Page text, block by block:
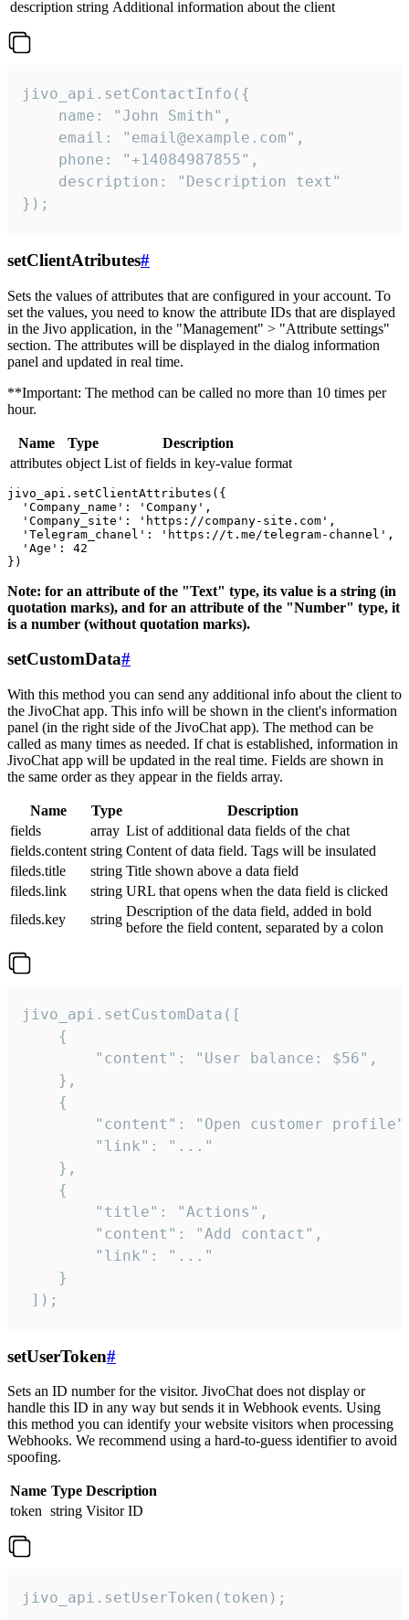
description string Additional information about the client
jivo_api.setContactInfo({
    name: "John Smith",
    email: "email@example.com",
    phone: "+14084987855",
    description: "Description text"
});
setClientAtributes#
Sets the values ​​of attributes that are configured in your account. To
set the values, you need to know the attribute IDs that are displayed
in the Jivo application, in the "Management" > "Attribute settings"
section. The attributes will be displayed in the dialog information
panel and updated in real time.
**Important: The method can be called no more than 10 times per
hour.
Name Type
Description
attributes object List of fields in key-value format
jivo_api.setClientAttributes({
  'Company_name': 'Company',
  'Company_site': 'https://company-site.com',
  'Telegram_chanel': 'https://t.me/telegram-channel',
  'Age': 42
Note: for an attribute of the "Text" type, its value is a string (in
quotation marks), and for an attribute of the "Number" type, it
is a number (without quotation marks).
setCustomData#
With this method you can send any additional info about the client to
the JivoChat app. This info will be shown in the client's information
panel (in the right side of the JivoChat app). The method can be
called as many times as needed. If chat is established, information in
JivoChat app will be updated in the real time. Fields are shown in
the same order as they appear in the fields array.
Name Type
Description
fields
array List of additional data fields of the chat
fields.content string Content of data field. Tags will be insulated
fileds.title
string Title shown above a data field
fileds.link
string URL that opens when the data field is clicked
fileds.key
string
Description of the data field, added in bold
before the field content, separated by a colon
jivo_api.setCustomData([
    {
        "content": "User balance: $56",
    },
    {
"content": "Open customer
        "link": "..."
    },
    {
        "title": "Actions",
        "content": "Add contact",
        "link": "..."
    }
]);
setUserToken#
Sets an ID number for the visitor. JivoChat does not display or
handle this ID in any way but sends it in Webhook events. Using
this method you can identify your website visitors when processing
Webhooks. We recommend using a hard-to-guess identifier to avoid
spoofing.
Name Type Description
token string Visitor ID
jivo_api.setUserToken(token);